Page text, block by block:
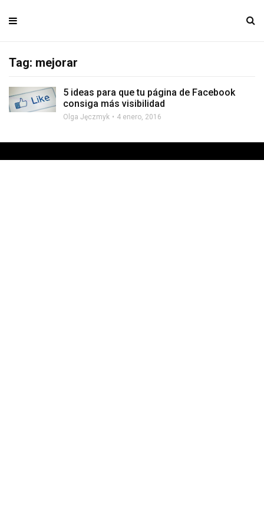
Tag: mejorar
5 ideas para que tu página de Facebook
consiga más visibilidad
Olga Jęczmyk 4 enero, 2016